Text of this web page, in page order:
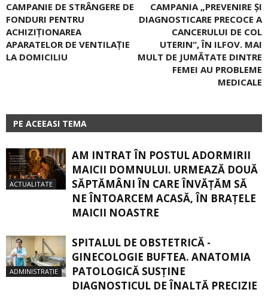
CAMPANIE DE STRÂNGERE DE
FONDURI PENTRU
ACHIZIȚIONAREA
APARATELOR DE VENTILAȚIE
LA DOMICILIU
CAMPANIA „PREVENIRE ŞI
DIAGNOSTICARE PRECOCE A
CANCERULUI DE COL
UTERIN“, ÎN ILFOV. MAI
MULT DE JUMĂTATE DINTRE
FEMEI AU PROBLEME
MEDICALE
PE ACEEASI TEMA
ACTUALITATE
AM INTRAT ÎN POSTUL ADORMIRII
MAICII DOMNULUI. URMEAZĂ DOUĂ
SĂPTĂMÂNI ÎN CARE ÎNVĂŢĂM SĂ
NE ÎNTOARCEM ACASĂ, ÎN BRAŢELE
MAICII NOASTRE
ADMINISTRAȚIE
SPITALUL DE OBSTETRICĂ -
GINECOLOGIE BUFTEA. ANATOMIA
PATOLOGICĂ SUSŢINE
DIAGNOSTICUL DE ÎNALTĂ PRECIZIE